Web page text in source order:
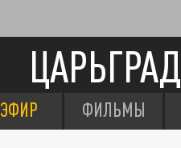
ЦАРЬГРАД
ЭФИР ФИЛЬМЫ